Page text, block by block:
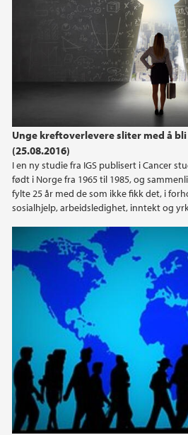
Unge kreftoverlevere sliter med å
(25.08.2016)
I en ny studie fra IGS publisert i Cancer
født i Norge fra 1965 til 1985, og
fylte 25 år med de som ikke fikk det, i
sosialhjelp, arbeidsledighet, inntekt og
2025
2024
2023
2022
2021
2020
2018
2017
2016
2015
2014